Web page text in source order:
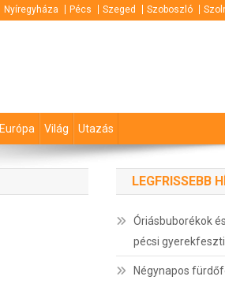
Nyíregyháza Pécs Szeged Szoboszló
Európa Világ Utazás
LEGFRISSEBB
Óriásbuborékok
pécsi
Négynapos